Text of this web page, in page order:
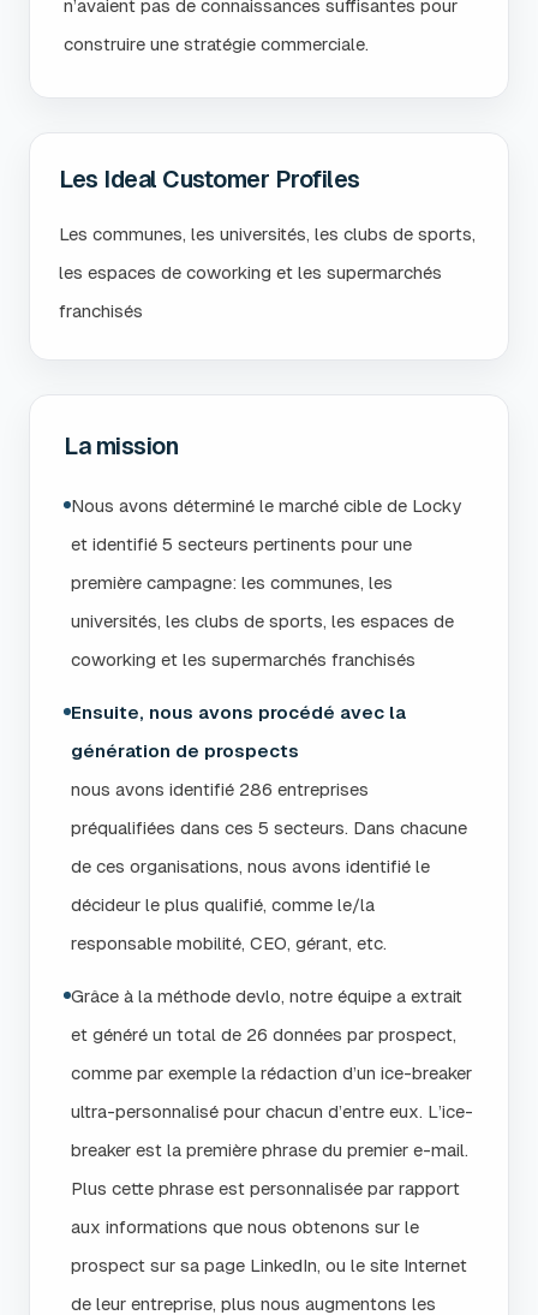
n’avaient pas de connaissances suffisantes pour
construire une stratégie commerciale.
Les Ideal Customer Profiles
Les communes, les universités, les clubs de sports,
les espaces de coworking et les supermarchés
franchisés
La mission
Nous avons déterminé le marché cible de Locky
et identifié 5 secteurs pertinents pour une
première campagne: les communes, les
universités, les clubs de sports, les espaces de
coworking et les supermarchés franchisés
Ensuite, nous avons procédé avec la
génération de prospects
nous avons identifié 286 entreprises
préqualifiées dans ces 5 secteurs. Dans chacune
de ces organisations, nous avons identifié le
décideur le plus qualifié, comme le/la
responsable mobilité, CEO, gérant, etc.
Grâce à la méthode devlo, notre équipe a extrait
et généré un total de 26 données par prospect,
comme par exemple la rédaction d’un ice-breaker
ultra-personnalisé pour chacun d’entre eux. L’ice-
breaker est la première phrase du premier e-mail.
Plus cette phrase est personnalisée par rapport
aux informations que nous obtenons sur le
prospect sur sa page LinkedIn, ou le site Internet
de leur entreprise, plus nous augmentons les